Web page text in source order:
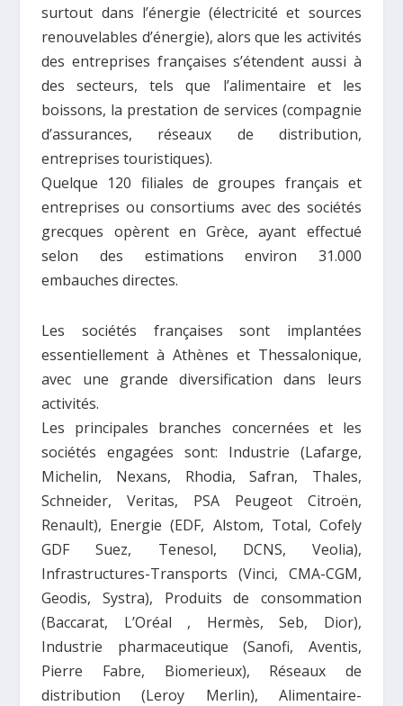
surtout dans l’énergie (électricité et sources
renouvelables d’énergie), alors que les activités
des entreprises françaises s’étendent aussi à
des secteurs, tels que l’alimentaire et les
boissons, la prestation de services (compagnie
d’assurances, réseaux de distribution,
entreprises touristiques).
Quelque 120 filiales de groupes français et
entreprises ou consortiums avec des sociétés
grecques opèrent en Grèce, ayant effectué
selon des estimations environ 31.000
embauches directes.
Les sociétés françaises sont implantées
essentiellement à Athènes et Thessalonique,
avec une grande diversification dans leurs
activités.
Les principales branches concernées et les
sociétés engagées sont: Industrie (Lafarge,
Michelin, Nexans, Rhodia, Safran, Thales,
Schneider, Veritas, PSA Peugeot Citroën,
Renault), Energie (EDF, Alstom, Total, Cofely
GDF Suez, Tenesol, DCNS, Veolia),
Infrastructures-Transports (Vinci, CMA-CGM,
Geodis, Systra), Produits de consommation
(Baccarat, L’Oréal , Hermès, Seb, Dior),
Industrie pharmaceutique (Sanofi, Aventis,
Pierre Fabre, Biomerieux), Réseaux de
distribution (Leroy Merlin), Alimentaire-